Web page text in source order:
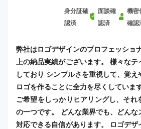
身分証確
認済
面談確
認済
機密
確認
弊社はロゴデザインのプロフェッショ
上の納品実績がございます。 様々な
しており シンプルさを重視して、覚え
ロゴを作ることに全力を尽くしていま
ご希望をしっかりヒアリングし、それ
の一つです。 どんな業界でも、どん
対応できる自信があります。 ロゴデ